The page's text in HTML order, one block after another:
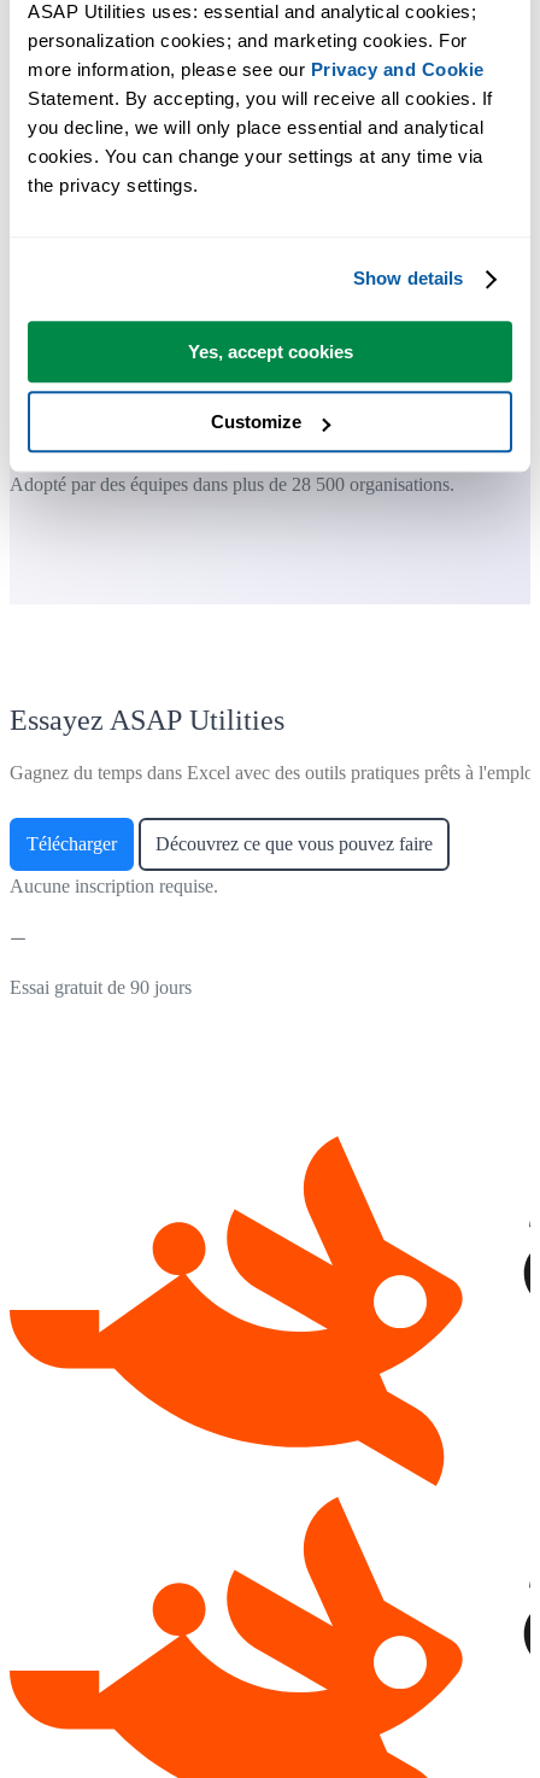
ASAP Utilities uses: essential and analytical cookies;
personalization cookies; and marketing cookies. For
more information, please see our Privacy and Cookie
Statement. By accepting, you will receive all cookies. If
you decline, we will only place essential and analytical
cookies. You can change your settings at any time via
the privacy settings.
Show details
Yes, accept cookies
Customize
Gagnez du temps dans Excel. Tout
simplement.
ASAP Utilities vous aide à gagner du temps et à faire des choses
qu'Excel seul ne permet pas.
utilisent ensuite ASAP Utilities au quotidien.
Adopté par des équipes dans plus de 28 500 organisations.
Essayez ASAP Utilities
Gagnez du temps dans Excel avec des outils pratiques prêts à
Télécharger Découvrez ce que vous pouvez faire
Aucune inscription requise.
Essai gratuit de 90 jours